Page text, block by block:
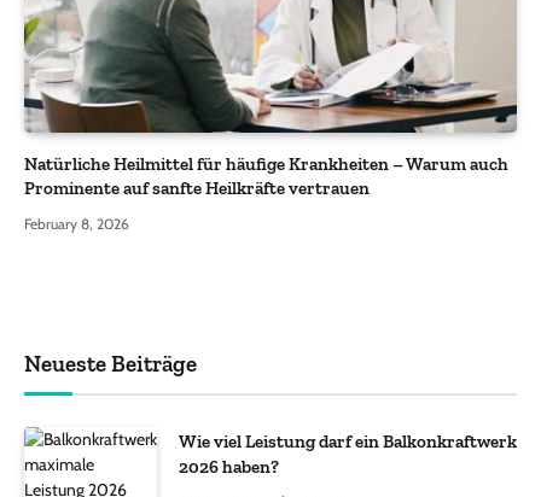
Natürliche Heilmittel für häufige Krankheiten – Warum auch
Prominente auf sanfte Heilkräfte vertrauen
February 8, 2026
Neueste Beiträge
Wie viel Leistung darf ein Balkonkraftwerk
2026 haben?